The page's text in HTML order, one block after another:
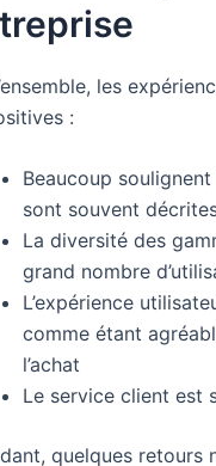
les
:
Beaucoup soulignent
sont souvent
La diversité des
grand nombre
L’expérience
comme étant
l’achat
Le service client est
quelques